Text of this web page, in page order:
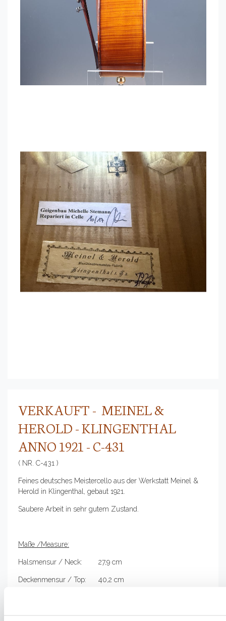
VERKAUFT - MEINEL &
HEROLD - KLINGENTHAL
ANNO 1921 - C-431
( NR. C-431 )
Feines deutsches Meistercello aus der Werkstatt Meinel &
Herold in Klingenthal, gebaut 1921.
Saubere Arbeit in sehr gutem Zustand.
Maße /Measure:
Halsmensur / Neck: 27,9 cm
Deckenmensur / Top: 40,2 cm